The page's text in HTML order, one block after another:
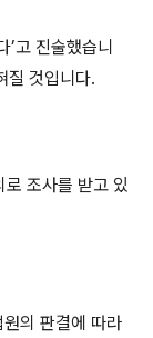
고 진술했습니
질 것입니다.
조사를 받고 있
의 판결에 따라